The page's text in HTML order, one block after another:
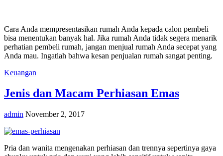
Cara Anda mempresentasikan rumah Anda kepada calon pembeli
bisa menentukan banyak hal. Jika rumah Anda tidak segera menarik
perhatian pembeli rumah, jangan menjual rumah Anda secepat yang
Anda mau. Ingatlah bahwa kesan penjualan rumah sangat penting.
Keuangan
Jenis dan Macam Perhiasan Emas
admin November 2, 2017
Pria dan wanita mengenakan perhiasan dan trennya sepertinya gaya